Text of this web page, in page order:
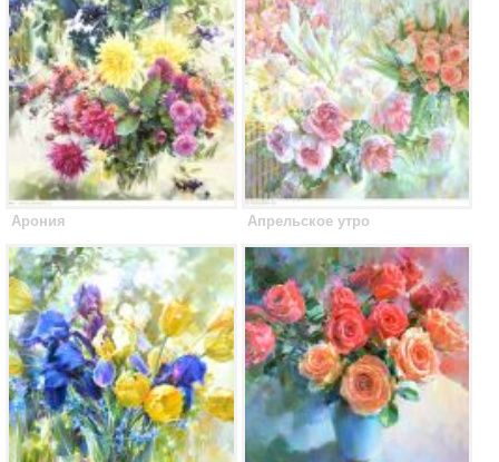
Арония Апрельское утро